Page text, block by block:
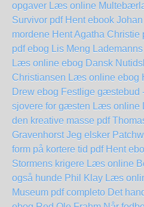
opgaver Læs online
Survivor pdf Hent ebook
mordene Hent Agatha Christie
pdf ebog Lis Meng
Læs online ebog Dansk
Christiansen Læs online ebog
Drew ebog Festlige gæstebud
sjovere for gæsten Læs online
den kreative masse pdf
Gravenhorst Jeg elsker
form på kortere tid pdf Hent
Stormens krigere Læs online
også hunde Phil Klay Læs
Museum pdf completo Det